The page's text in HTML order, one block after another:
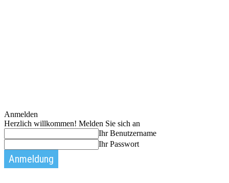
Anmelden
Herzlich willkommen! Melden Sie sich an
Ihr Benutzername
Ihr Passwort